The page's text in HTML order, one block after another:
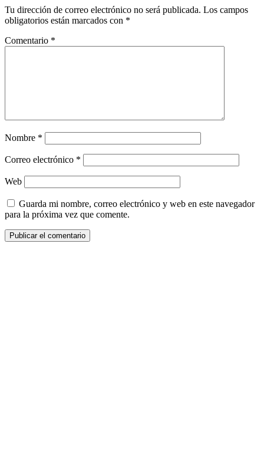
Tu dirección de correo electrónico no será publicada. Los campos
obligatorios están marcados con *
Comentario *
Nombre *
Correo electrónico *
Web
Guarda mi nombre, correo electrónico y web en este navegador
para la próxima vez que comente.